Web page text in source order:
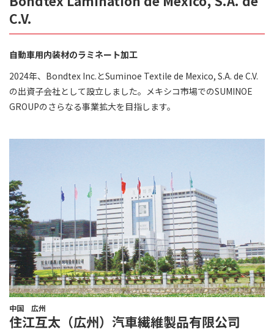
C.V.
自動車用内装材のラミネート加工
2024年、Bondtex Inc.とSuminoe Textile de Mexico, S.A. de C.V.
の出資子会社として設立しました。メキシコ市場でのSUMINOE
GROUPのさらなる事業拡大を目指します。
中国 広州
住江互太（広州）汽車繊維製品有限公司